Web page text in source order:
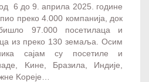
6 до 9. априла 2025. године
преко 4.000 компанија, док
97.000 посетилаца и
из преко 130 земаља. Осим
сајам су посетиле и
Kине, Бразила, Индије,
Kореје…